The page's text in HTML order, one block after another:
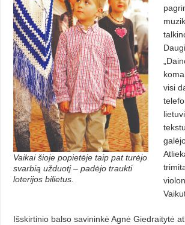
Vaikai šioje popietėje taip pat turėjo
svarbią užduotį – padėjo traukti
loterijos bilietus.
visi
Išskirtinio balso savininkė Agnė Giedraitytė